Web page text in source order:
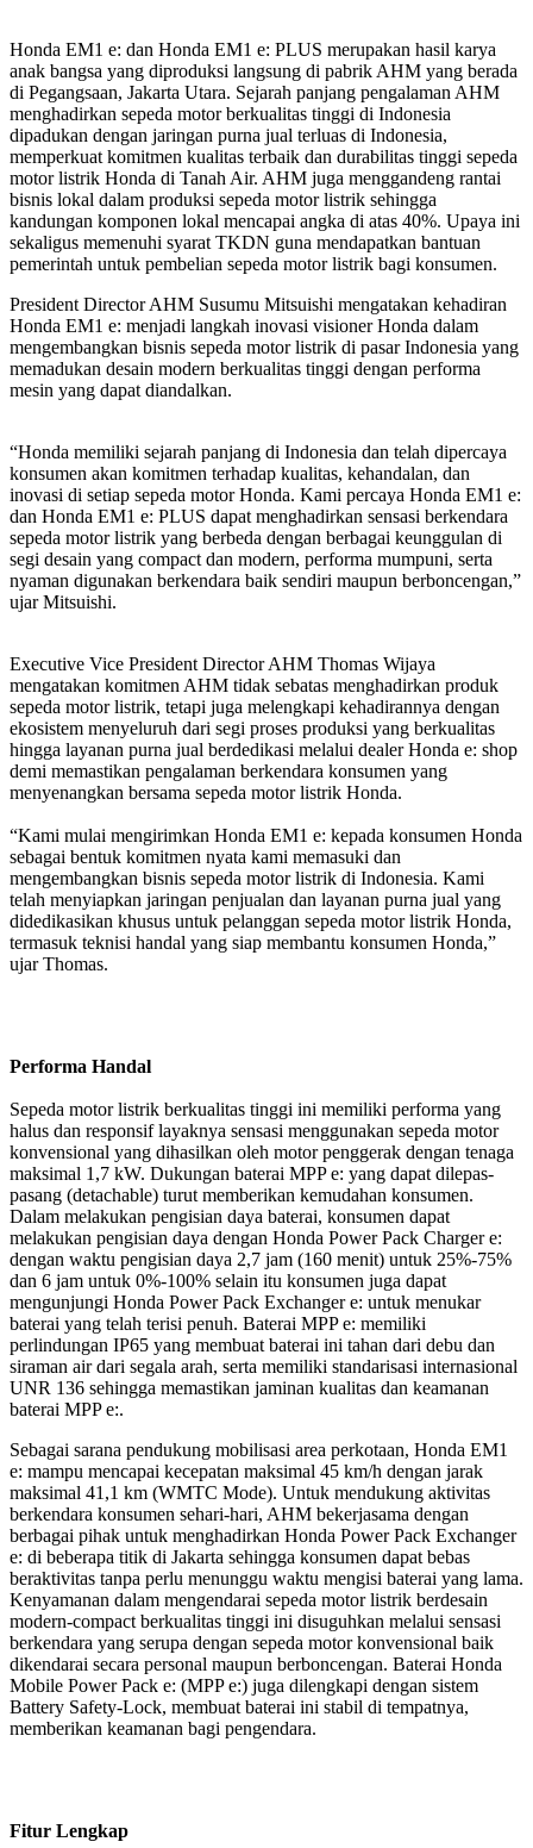
Honda EM1 e: dan Honda EM1 e: PLUS merupakan hasil karya
anak bangsa yang diproduksi langsung di pabrik AHM yang berada
di Pegangsaan, Jakarta Utara. Sejarah panjang pengalaman AHM
menghadirkan sepeda motor berkualitas tinggi di Indonesia
dipadukan dengan jaringan purna jual terluas di Indonesia,
memperkuat komitmen kualitas terbaik dan durabilitas tinggi sepeda
motor listrik Honda di Tanah Air. AHM juga menggandeng rantai
bisnis lokal dalam produksi sepeda motor listrik sehingga
kandungan komponen lokal mencapai angka di atas 40%. Upaya ini
sekaligus memenuhi syarat TKDN guna mendapatkan bantuan
pemerintah untuk pembelian sepeda motor listrik bagi konsumen.
President Director AHM Susumu Mitsuishi mengatakan kehadiran
Honda EM1 e: menjadi langkah inovasi visioner Honda dalam
mengembangkan bisnis sepeda motor listrik di pasar Indonesia yang
memadukan desain modern berkualitas tinggi dengan performa
mesin yang dapat diandalkan.
“Honda memiliki sejarah panjang di Indonesia dan telah dipercaya
konsumen akan komitmen terhadap kualitas, kehandalan, dan
inovasi di setiap sepeda motor Honda. Kami percaya Honda EM1 e:
dan Honda EM1 e: PLUS dapat menghadirkan sensasi berkendara
sepeda motor listrik yang berbeda dengan berbagai keunggulan di
segi desain yang compact dan modern, performa mumpuni, serta
nyaman digunakan berkendara baik sendiri maupun berboncengan,”
ujar Mitsuishi.
Executive Vice President Director AHM Thomas Wijaya
mengatakan komitmen AHM tidak sebatas menghadirkan produk
sepeda motor listrik, tetapi juga melengkapi kehadirannya dengan
ekosistem menyeluruh dari segi proses produksi yang berkualitas
hingga layanan purna jual berdedikasi melalui dealer Honda e: shop
demi memastikan pengalaman berkendara konsumen yang
menyenangkan bersama sepeda motor listrik Honda.
“Kami mulai mengirimkan Honda EM1 e: kepada konsumen Honda
sebagai bentuk komitmen nyata kami memasuki dan
mengembangkan bisnis sepeda motor listrik di Indonesia. Kami
telah menyiapkan jaringan penjualan dan layanan purna jual yang
didedikasikan khusus untuk pelanggan sepeda motor listrik Honda,
termasuk teknisi handal yang siap membantu konsumen Honda,”
ujar Thomas.
Performa Handal
Sepeda motor listrik berkualitas tinggi ini memiliki performa yang
halus dan responsif layaknya sensasi menggunakan sepeda motor
konvensional yang dihasilkan oleh motor penggerak dengan tenaga
maksimal 1,7 kW. Dukungan baterai MPP e: yang dapat dilepas-
pasang (detachable) turut memberikan kemudahan konsumen.
Dalam melakukan pengisian daya baterai, konsumen dapat
melakukan pengisian daya dengan Honda Power Pack Charger e:
dengan waktu pengisian daya 2,7 jam (160 menit) untuk 25%-75%
dan 6 jam untuk 0%-100% selain itu konsumen juga dapat
mengunjungi Honda Power Pack Exchanger e: untuk menukar
baterai yang telah terisi penuh. Baterai MPP e: memiliki
perlindungan IP65 yang membuat baterai ini tahan dari debu dan
siraman air dari segala arah, serta memiliki standarisasi internasional
UNR 136 sehingga memastikan jaminan kualitas dan keamanan
baterai MPP e:.
Sebagai sarana pendukung mobilisasi area perkotaan, Honda EM1
e: mampu mencapai kecepatan maksimal 45 km/h dengan jarak
maksimal 41,1 km (WMTC Mode). Untuk mendukung aktivitas
berkendara konsumen sehari-hari, AHM bekerjasama dengan
berbagai pihak untuk menghadirkan Honda Power Pack Exchanger
e: di beberapa titik di Jakarta sehingga konsumen dapat bebas
beraktivitas tanpa perlu menunggu waktu mengisi baterai yang lama.
Kenyamanan dalam mengendarai sepeda motor listrik berdesain
modern-compact berkualitas tinggi ini disuguhkan melalui sensasi
berkendara yang serupa dengan sepeda motor konvensional baik
dikendarai secara personal maupun berboncengan. Baterai Honda
Mobile Power Pack e: (MPP e:) juga dilengkapi dengan sistem
Battery Safety-Lock, membuat baterai ini stabil di tempatnya,
memberikan keamanan bagi pengendara.
Fitur Lengkap